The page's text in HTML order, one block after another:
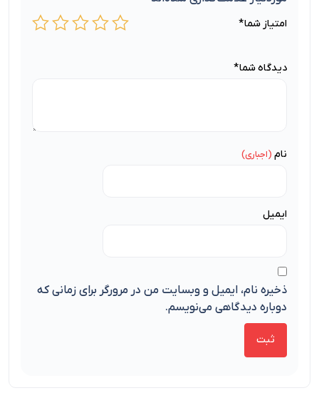
امتیاز شما*
دیدگاه شما*
نام
ایمیل
ذخیره نام، ایمیل و وبسایت من در مرورگر برای زمانی که
دوباره دیدگاهی می‌نویسم.